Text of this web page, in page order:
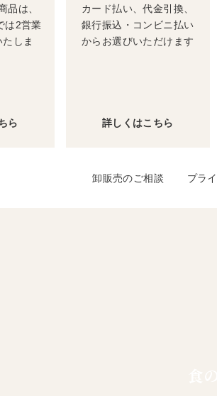
品は、
は2営業
しま
ら
カード払い、代金引換、
銀行振込・コンビニ払い
からお選びいただけます
詳しくはこちら
卸販売のご相談 プラ